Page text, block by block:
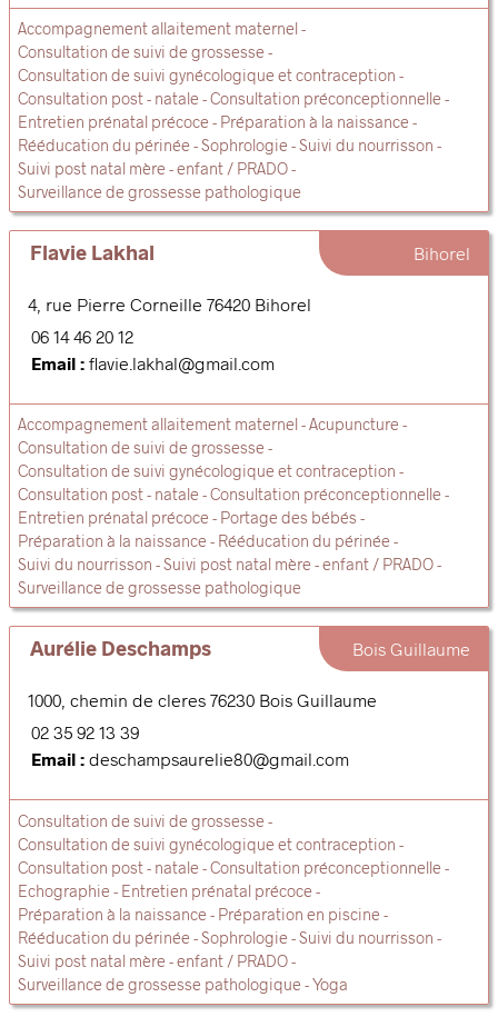
Accompagnement allaitement maternel
Consultation de suivi de grossesse
Consultation de suivi gynécologique et contraception
Consultation post - natale
Consultation préconceptionnelle
Entretien prénatal précoce
Préparation à la naissance
Rééducation du périnée
Sophrologie
Suivi du nourrisson
Suivi post natal mère - enfant / PRADO
Surveillance de grossesse pathologique
Flavie Lakhal Bihorel
4, rue Pierre Corneille 76420 Bihorel
06 14 46 20 12
Email : flavie.lakhal@gmail.com
Accompagnement allaitement maternel Acupuncture
Consultation de suivi de grossesse
Consultation de suivi gynécologique et contraception
Consultation post - natale
Consultation préconceptionnelle
Entretien prénatal précoce
Portage des bébés
Préparation à la naissance
Rééducation du périnée
Suivi du nourrisson
Suivi post natal mère - enfant / PRADO
Surveillance de grossesse pathologique
Aurélie Deschamps Bois Guillaume
1000, chemin de cleres 76230 Bois Guillaume
02 35 92 13 39
Email : deschampsaurelie80@gmail.com
Consultation de suivi de grossesse
Consultation de suivi gynécologique et contraception
Consultation post - natale
Consultation préconceptionnelle
Echographie
Entretien prénatal précoce
Préparation à la naissance
Préparation en piscine
Rééducation du périnée
Sophrologie
Suivi du nourrisson
Suivi post natal mère - enfant / PRADO
Surveillance de grossesse pathologique
Yoga